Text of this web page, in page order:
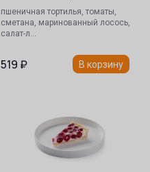
пшеничная тортилья, томаты,
сметана, маринованный лосось,
салат-л…
519 ₽ В корзину